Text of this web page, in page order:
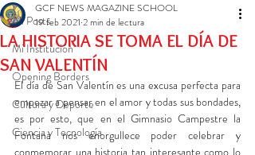
All Posts
Mi Institución
Opening Borders
Cultura y Deporte
Ciencia y Tecnología
LA HISTORIA SE TOMA EL DÍA DE
SAN VALENTÍN
GCF NEWS MAGAZINE SCHOOL
19 feb 2021 2 min de lectura
El día de San Valentín es una excusa perfecta para
empezar a pensar en el amor y todas sus bondades,
es por esto, que en el Gimnasio Campestre la
Fontana nos enorgullece poder celebrar y
conmemorar una historia tan interesante como lo